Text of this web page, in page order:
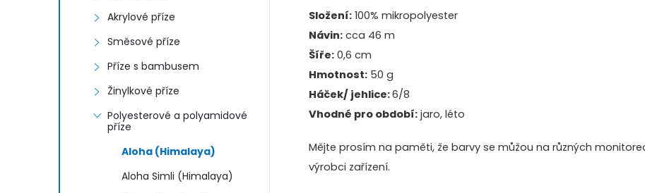
Akrylové příze
Směsové příze
Příze s bambusem
Žinylkové příze
Polyesterové a polyamidové
příze
Aloha (Himalaya)
Aloha Simli (Himalaya)
Složení: 100% mikropolyester
Návin: cca 46 m
Šíře: 0,6 cm
Hmotnost: 50 g
Háček/ jehlice:6/8
Vhodné pro období: jaro, léto
Mějte prosím na paměti, že barvy se můžou na různých
výrobci zařízení.